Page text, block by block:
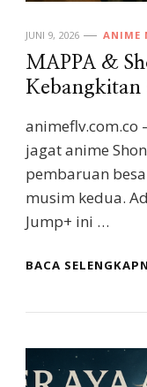
JUNI 9, 2026 ANIME
MAPPA &
animeflv.com.co
jagat anime
pembaruan
musim kedua.
Jump+ ini …
BACA